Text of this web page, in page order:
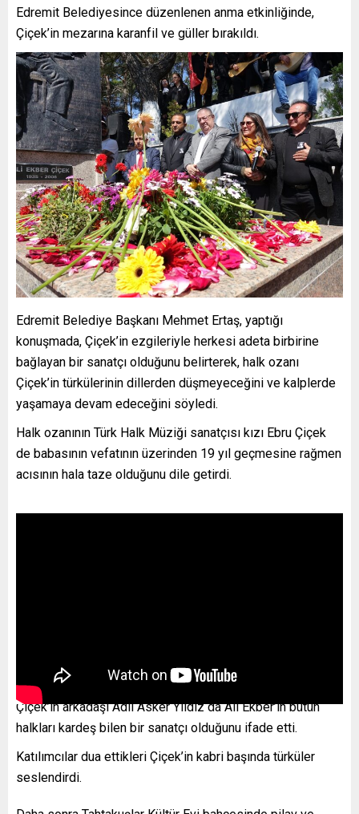
Edremit Belediyesince düzenlenen anma etkinliğinde,
Çiçek’in mezarına karanfil ve güller bırakıldı.
Edremit Belediye Başkanı Mehmet Ertaş, yaptığı
konuşmada, Çiçek’in ezgileriyle herkesi adeta birbirine
bağlayan bir sanatçı olduğunu belirterek, halk ozanı
Çiçek’in türkülerinin dillerden düşmeyeceğini ve kalplerde
yaşamaya devam edeceğini söyledi.
Halk ozanının Türk Halk Müziği sanatçısı kızı Ebru Çiçek
de babasının vefatının üzerinden 19 yıl geçmesine rağmen
acısının hala taze olduğunu dile getirdi.
Çiçek’in arkadaşı Adil Asker Yıldız da Ali Ekber’in bütün
halkları kardeş bilen bir sanatçı olduğunu ifade etti.
Katılımcılar dua ettikleri Çiçek’in kabri başında türküler
seslendirdi.